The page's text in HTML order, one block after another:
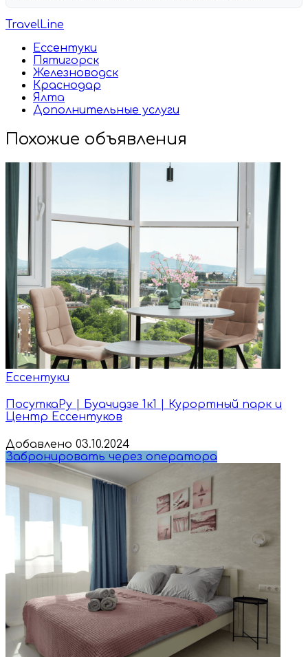
TravelLine
Ессентуки
Пятигорск
Железноводск
Краснодар
Ялта
Дополнительные услуги
Похожие объявления
Ессентуки
ПосуткаРу | Буачидзе 1к1 | Курортный парк и
Центр Ессентуков
Добавлено 03.10.2024
Забронировать через оператора